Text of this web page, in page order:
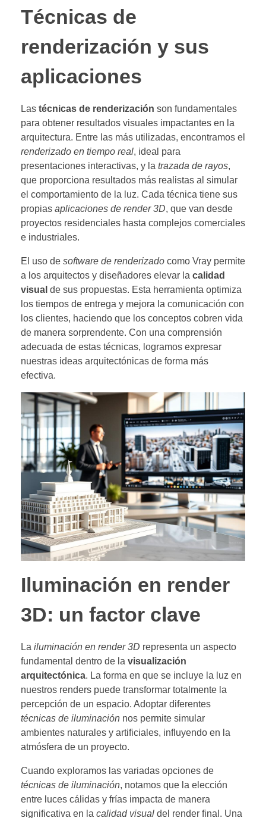
Técnicas de
renderización y sus
aplicaciones
Las técnicas de renderización son fundamentales
para obtener resultados visuales impactantes en la
arquitectura. Entre las más utilizadas, encontramos el
renderizado en tiempo real, ideal para
presentaciones interactivas, y la trazada de rayos,
que proporciona resultados más realistas al simular
el comportamiento de la luz. Cada técnica tiene sus
propias aplicaciones de render 3D, que van desde
proyectos residenciales hasta complejos comerciales
e industriales.
El uso de software de renderizado como Vray permite
a los arquitectos y diseñadores elevar la calidad
visual de sus propuestas. Esta herramienta optimiza
los tiempos de entrega y mejora la comunicación con
los clientes, haciendo que los conceptos cobren vida
de manera sorprendente. Con una comprensión
adecuada de estas técnicas, logramos expresar
nuestras ideas arquitectónicas de forma más
efectiva.
Iluminación en render
3D: un factor clave
La iluminación en render 3D representa un aspecto
fundamental dentro de la visualización
arquitectónica. La forma en que se incluye la luz en
nuestros renders puede transformar totalmente la
percepción de un espacio. Adoptar diferentes
técnicas de iluminación nos permite simular
ambientes naturales y artificiales, influyendo en la
atmósfera de un proyecto.
Cuando exploramos las variadas opciones de
técnicas de iluminación, notamos que la elección
entre luces cálidas y frías impacta de manera
significativa en la calidad visual del render final. Una